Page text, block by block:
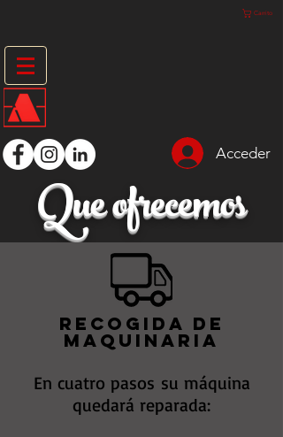
Carrito
Acceder
Que ofrecemos
Recogida de
maquinaria
En cuatro pasos su máquina
quedará reparada: